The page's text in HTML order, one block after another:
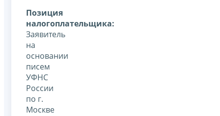
Позиция
налогоплательщика:
Заявитель
на
основании
писем
УФНС
России
по г.
Москве